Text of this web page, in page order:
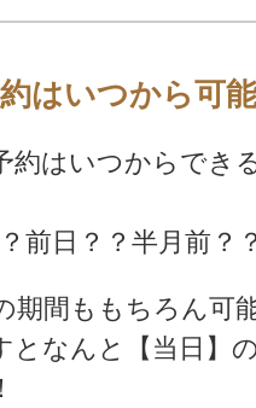
はいつから可
約はいつからでき
前日？？半月前？
期間ももちろん可
となんと【当日】